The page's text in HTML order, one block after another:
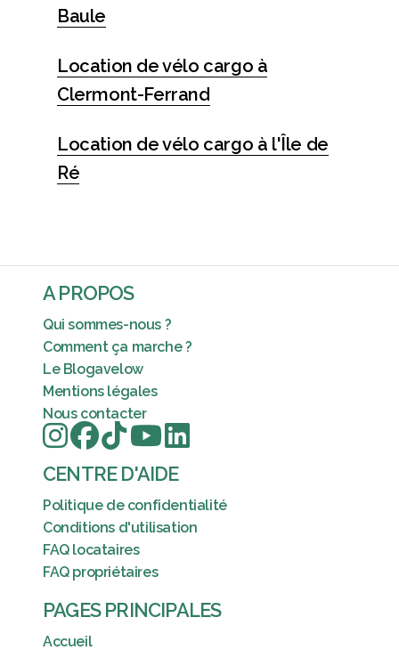
Baule
Location de vélo cargo à
Clermont-Ferrand
Location de vélo cargo à l'Île de
Ré
A PROPOS
Qui sommes-nous ?
Comment ça marche ?
Le Blogavelow
Mentions légales
Nous contacter
CENTRE D'AIDE
Politique de confidentialité
Conditions d'utilisation
FAQ locataires
FAQ propriétaires
PAGES PRINCIPALES
Accueil